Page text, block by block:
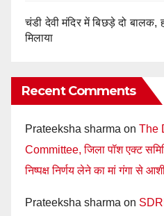
चंडी देवी मंदिर में बिछड़े दो बालक,
मिलाया
Recent Comments
Prateeksha sharma on The
Committee, जिला पॉश एक्ट
निष्पक्ष निर्णय लेने का मां गंगा से
Prateeksha sharma on